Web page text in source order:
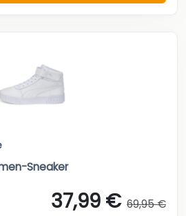
Sneaker
37,99 € 69,95 €